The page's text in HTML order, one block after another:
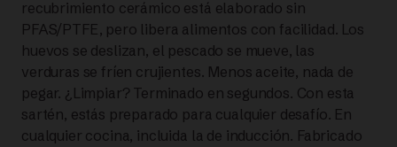
Classic
Evo
Grey
recubrimiento cerámico está elaborado sin
PFAS/PTFE, pero libera alimentos con facilidad. Los
huevos se deslizan, el pescado se mueve, las
verduras se fríen crujientes. Menos aceite, nada de
pegar. ¿Limpiar? Terminado en segundos. Con esta
sartén, estás preparado para cualquier desafío. En
cualquier cocina, incluida la de inducción. Fabricado